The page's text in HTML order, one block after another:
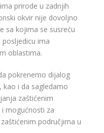
prirode u zadnjih
okvir nije dovoljno
sa kojima se susreću
ima
oblastima.
pokrenemo dijalog
kao i da sagledamo
zaštićenim
mogućnosti za
područjima u